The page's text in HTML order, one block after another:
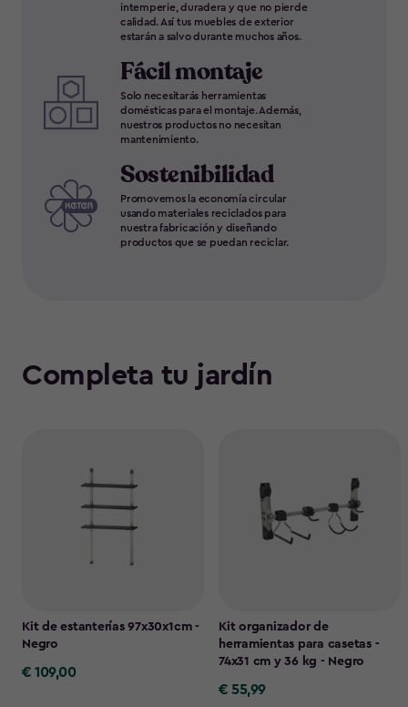
intemperie, duradera y que no pierde
calidad. Así tus muebles de exterior
estarán a salvo durante muchos años.
Fácil montaje
Solo necesitarás herramientas
domésticas para el montaje. Además,
nuestros productos no necesitan
mantenimiento.
Sostenibilidad
Promovemos la economía circular
usando materiales reciclados para
nuestra fabricación y diseñando
productos que se puedan reciclar.
Completa tu jardín
Kit de estanterías 97x30x1cm -
Negro
€
€ 109,00
Kit organizador de
herramientas para casetas -
74x31 cm y 36 kg - Negro
€
€ 55,99